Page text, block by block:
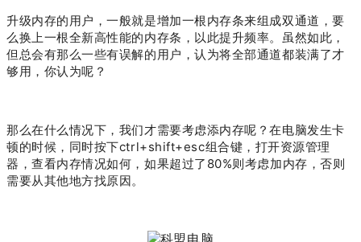
升级内存的用户，一般就是增加一根内存条来组成双通道，要
么换上一根全新高性能的内存条，以此提升频率。虽然如此，
但总会有那么一些有误解的用户，认为将全部通道都装满了才
够用，你认为呢？
那么在什么情况下，我们才需要考虑添内存呢？在电脑发生卡
顿的时候，同时按下ctrl+shift+esc组合键，打开资源管理
器，查看内存情况如何，如果超过了80%则考虑加内存，否则
需要从其他地方找原因。